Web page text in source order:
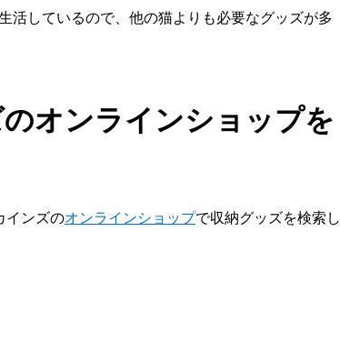
活しているので、他の猫よりも必要なグッズが多
オンラインショップを
インズのオンラインショップで収納グッズを検索し